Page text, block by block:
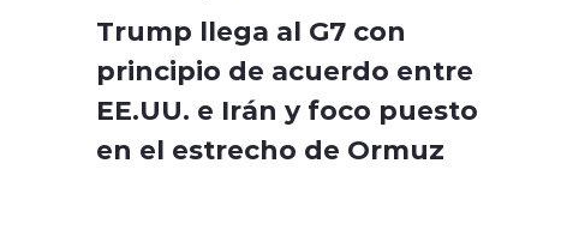
Trump llega al G7 con
principio de acuerdo entre
EE.UU. e Irán y foco puesto
en el estrecho de Ormuz